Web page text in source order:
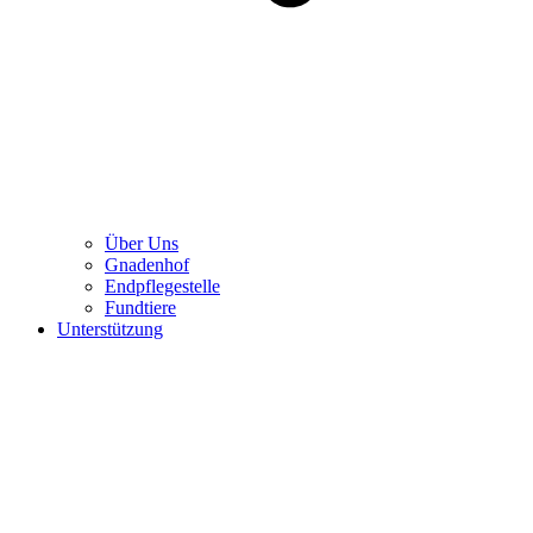
Über Uns
Gnadenhof
Endpflegestelle
Fundtiere
Unterstützung